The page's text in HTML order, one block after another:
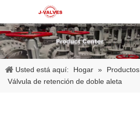
Usted está aquí: Hogar » Productos
Válvula de retención de doble aleta
2026-06-25
Válvula de compuerta de bronce, níquel y aluminio C95800: diseño técnico, rendimiento y aplicaciones industriales